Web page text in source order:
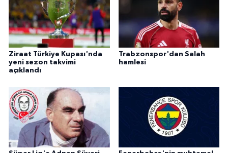
Ziraat Türkiye Kupası'nda
yeni sezon takvimi
açıklandı
Trabzonspor'dan Salah
hamlesi